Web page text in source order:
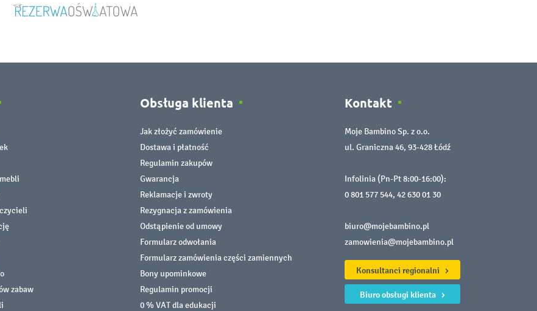
zabaw
Obsługa klienta
Jak złożyć zamówienie
Dostawa i płatność
Regulamin zakupów
Gwarancja
Reklamacje i zwroty
Rezygnacja z zamówienia
Odstąpienie od umowy
Formularz odwołania
Formularz zamówienia części zamiennych
Bony upominkowe
Regulamin promocji
0 % VAT dla edukacji
Kontakt
Moje Bambino Sp. z o.o.
ul. Graniczna 46, 93-428 Łódź
Infolinia (Pn-Pt 8:00-16:00):
0 801 577 544, 42 630 01 30
biuro@mojebambino.pl
zamowienia@mojebambino.pl
Konsultanci regionalni
Biuro obsługi klienta